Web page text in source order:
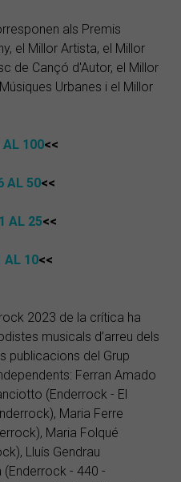
als Premis
el Millor Artista, el Millor
de Cançó d'Autor, el Millor
Urbanes i el Millor
AL 100<<
AL 50<<
AL 25<<
AL 10<<
2023 de la crítica ha
musicals d’arreu dels
publicacions del Grup
Ferran Amado
(Enderrock - El
Maria Ferre
Maria Folqué
Lluís Gendrau
- 440 -